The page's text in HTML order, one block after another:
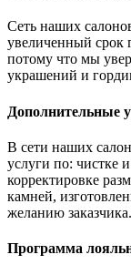
Сеть наших
увеличенный срок
потому что мы
украшений и
Дополнительные
В сети наших
услуги по: чистке
корректировке
камней,
желанию заказчика.
Программа